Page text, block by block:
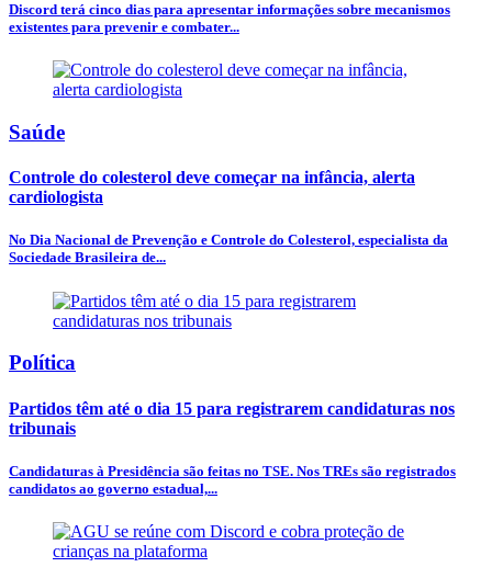
Discord terá cinco dias para apresentar informações sobre mecanismos
existentes para prevenir e combater...
Saúde
Controle do colesterol deve começar na infância, alerta
cardiologista
No Dia Nacional de Prevenção e Controle do Colesterol, especialista da
Sociedade Brasileira de...
Política
Partidos têm até o dia 15 para registrarem candidaturas nos
tribunais
Candidaturas à Presidência são feitas no TSE. Nos TREs são registrados
candidatos ao governo estadual,...